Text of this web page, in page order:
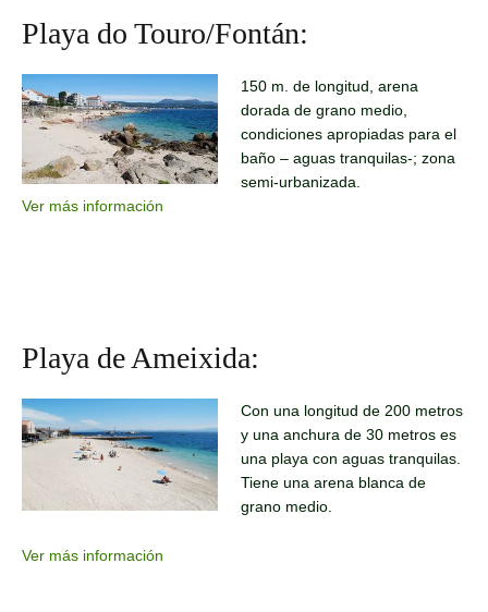
Playa do Touro/Fontán:
150 m. de longitud, arena
dorada de grano medio,
condiciones apropiadas para el
baño – aguas tranquilas-; zona
semi-urbanizada.
Ver más información
Playa de Ameixida:
Con una longitud de 200 metros
y una anchura de 30 metros es
una playa con aguas tranquilas.
Tiene una arena blanca de
grano medio.
Ver más información